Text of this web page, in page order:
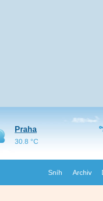
Sníh Archiv
Praha
30.8 °C